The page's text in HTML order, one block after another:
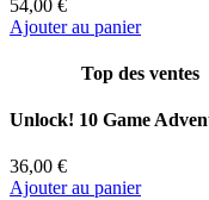
54,00 €
Ajouter au panier
Top des ventes
Unlock! 10 Game
36,00 €
Ajouter au panier